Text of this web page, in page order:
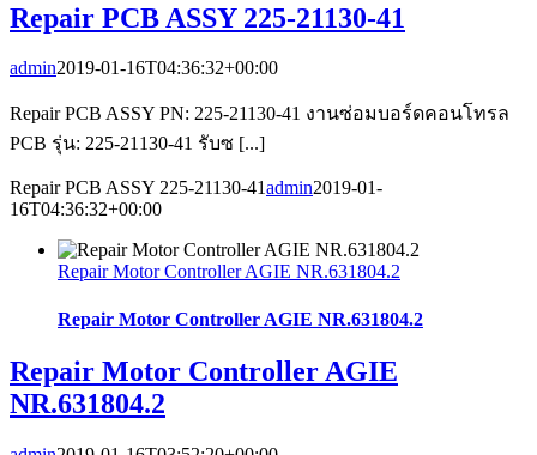
Repair PCB ASSY 225-21130-41
admin2019-01-16T04:36:32+00:00
Repair PCB ASSY PN: 225-21130-41 งานซ่อมบอร์ดคอนโทรล
PCB รุ่น: 225-21130-41 รับซ [...]
Repair PCB ASSY 225-21130-41admin2019-01-
16T04:36:32+00:00
Repair Motor Controller AGIE NR.631804.2
Repair Motor Controller AGIE NR.631804.2
Repair Motor Controller AGIE
NR.631804.2